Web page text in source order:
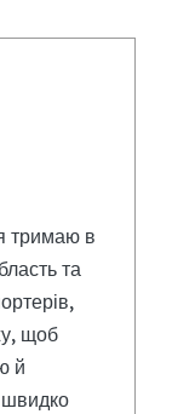
тримаю в
та
щоб
й
швидко